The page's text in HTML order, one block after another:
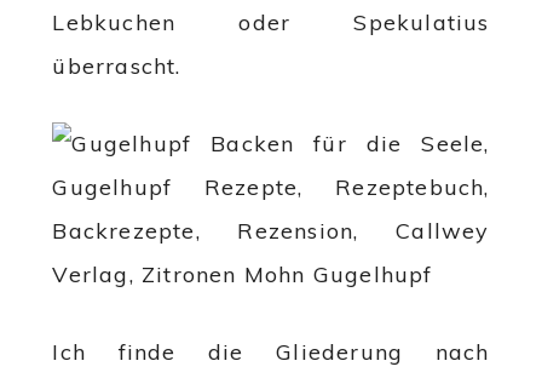
Lebkuchen oder Spekulatius
überrascht.
Ich finde die Gliederung nach